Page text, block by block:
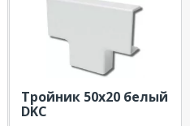
Тройник 50х20 белый
DKC